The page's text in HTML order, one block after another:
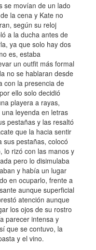
se movían de un lado
la cena y Kate no
según su reloj
a la ducha antes de
ya que solo hay dos
es, estaba
un outfit más formal
no se hablaran desde
con la presencia de
ello solo decidió
playera a rayas,
leyenda en letras
pestañas y las resaltó
que la hacia sentir
sus pestañas, colocó
lo rizó con las manos y
pero lo disimulaba
y había un lugar
en ocuparlo, frente a
aunque superficial
atención aunque
los ojos de su rostro
parecer intensa y
que se contuvo, la
y el vino.